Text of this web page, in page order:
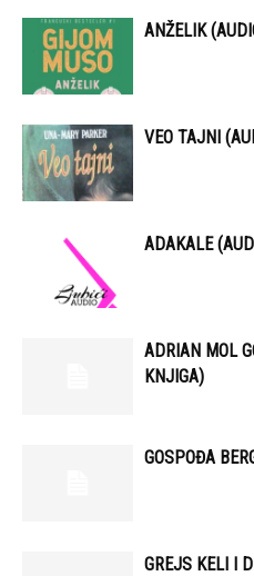
ANŽELIK
VEO TAJNI
ADAKALE
ADRIAN MOL
KNJIGA)
GOSPOĐA
GREJS KELI I